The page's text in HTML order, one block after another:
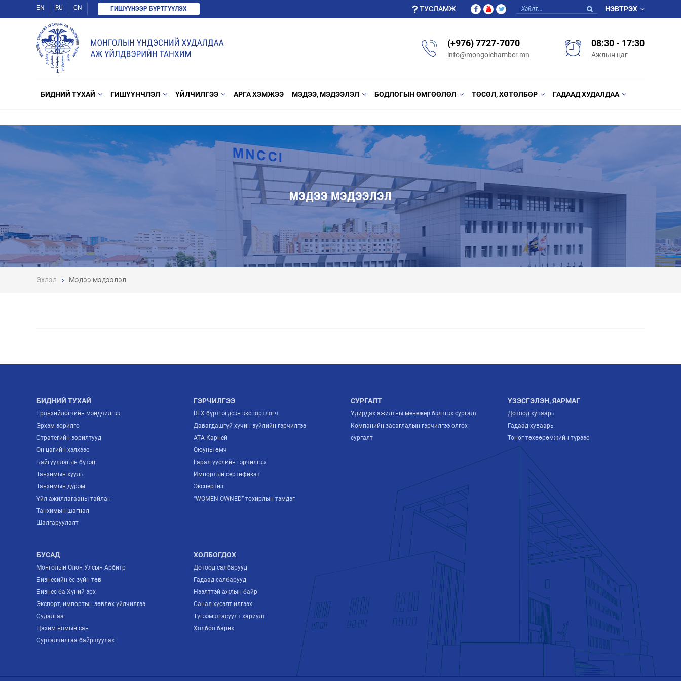
EN RU CN ГИШҮҮНЭЭР БҮРТГҮҮЛЭХ ТУСЛАМЖ НЭВТРЭХ
(+976) 7727-7070
info@mongolchamber.mn
08:30 - 17:30
Ажлын цаг
БИДНИЙ ТУХАЙ ГИШҮҮНЧЛЭЛ ҮЙЛЧИЛГЭЭ АРГА ХЭМЖЭЭ МЭДЭЭ, МЭДЭЭЛЭЛ БОДЛОГЫН ӨМГӨӨЛӨЛ ТӨСӨЛ, ХӨТӨЛБӨР ГАДААД ХУДАЛДАА
МЭДЭЭ МЭДЭЭЛЭЛ
Эхлэл Мэдээ мэдээлэл
БИДНИЙ ТУХАЙ
Ерөнхийлөгчийн мэндчилгээ
Эрхэм зорилго
Стратегийн зорилтууд
Он цагийн хэлхээс
Байгууллагын бүтэц
Танхимын хууль
Танхимын дүрэм
Үйл ажиллагааны тайлан
Танхимын шагнал
Шалгаруулалт
ГЭРЧИЛГЭЭ
REX бүртгэгдсэн экспортлогч
Давагдашгүй хүчин зүйлийн гэрчилгээ
ATA Карней
Оюуны өмч
Гарал үүслийн гэрчилгээ
Импортын сертификат
Экспертиз
“WOMEN OWNED” тохирлын тэмдэг
СУРГАЛТ
Удирдах ажилтны менежер бэлтгэх сургалт
Компанийн засаглалын гэрчилгээ олгох
сургалт
ҮЗЭСГЭЛЭН, ЯАРМАГ
Дотоод хуваарь
Гадаад хуваарь
Тоног төхөөрөмжийн түрээс
БУСАД
Монголын Олон Улсын Арбитр
Бизнесийн ёс зүйн төв
Бизнес ба Хүний эрх
Экспорт, импортын зөвлөх үйлчилгээ
Судалгаа
Цахим номын сан
Сурталчилгаа байршуулах
ХОЛБОГДОХ
Дотоод салбарууд
Гадаад салбарууд
Нээлттэй ажлын байр
Санал хүсэлт илгээх
Түгээмэл асуулт хариулт
Холбоо барих